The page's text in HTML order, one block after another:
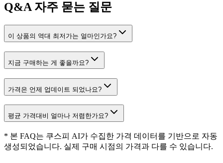
Q&A자주 묻는 질문
이 상품의 역대 최저가는 얼마인가요?
지금 구매하는 게 좋을까요?
가격은 언제 업데이트 되었나요?
평균 가격대비 얼마나 저렴한가요?
* 본 FAQ는 쿠스피 AI가 수집한 가격 데이터를 기반으로 자동
생성되었습니다. 실제 구매 시점의 가격과 다를 수 있습니다.